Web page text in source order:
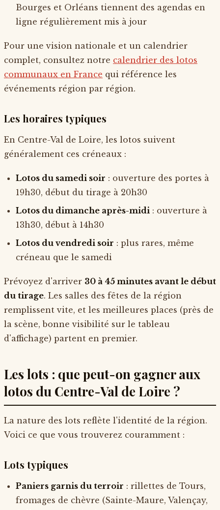
Bourges et Orléans tiennent des agendas en
ligne régulièrement mis à jour
Pour une vision nationale et un calendrier
complet, consultez notre calendrier des lotos
communaux en France qui référence les
événements région par région.
Les horaires typiques
En Centre-Val de Loire, les lotos suivent
généralement ces créneaux :
Lotos du samedi soir : ouverture des portes à
19h30, début du tirage à 20h30
Lotos du dimanche après-midi : ouverture à
13h30, début à 14h30
Lotos du vendredi soir : plus rares, même
créneau que le samedi
Prévoyez d'arriver 30 à 45 minutes avant le début
du tirage. Les salles des fêtes de la région
remplissent vite, et les meilleures places (près de
la scène, bonne visibilité sur le tableau
d'affichage) partent en premier.
Les lots : que peut-on gagner aux
lotos du Centre-Val de Loire ?
La nature des lots reflète l'identité de la région.
Voici ce que vous trouverez couramment :
Lots typiques
Paniers garnis du terroir : rillettes de Tours,
fromages de chèvre (Sainte-Maure, Valençay,